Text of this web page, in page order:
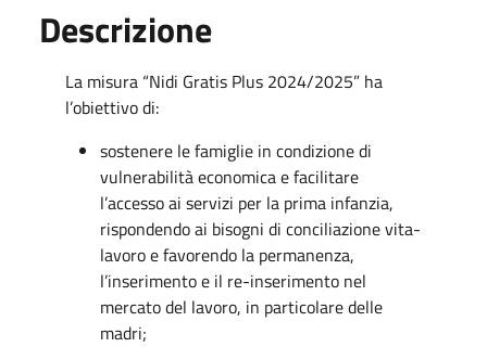
Descrizione
La misura “Nidi Gratis Plus 2024/2025” ha
l’obiettivo di:
sostenere le famiglie in condizione di
vulnerabilità economica e facilitare
l’accesso ai servizi per la prima infanzia,
rispondendo ai bisogni di conciliazione vita-
lavoro e favorendo la permanenza,
l’inserimento e il re-inserimento nel
mercato del lavoro, in particolare delle
madri;